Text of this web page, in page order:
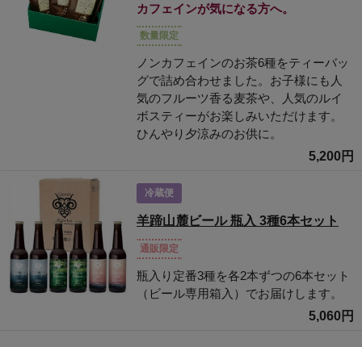
カフェインが気になる方へ。
数量限定
ノンカフェインのお茶6種をティーバッ
グで詰め合わせました。お子様にも人
気のフルーツ香る麦茶や、人気のルイ
ボスティーがお楽しみいただけます。
ひんやり夕涼みのお供に。
5,200円
冷蔵便
羊蹄山麓ビール 瓶入 3種6本セット
通販限定
瓶入り定番3種を各2本ずつの6本セット
（ビール専用箱入）でお届けします。
5,060円